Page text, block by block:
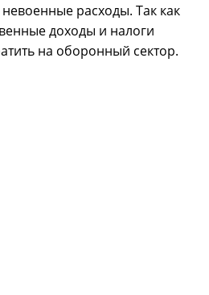
расходы. Так как
доходы и налоги
на оборонный сектор.